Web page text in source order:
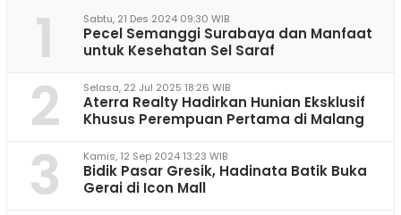
1 Sabtu, 21 Des 2024 09:30 WIB
Pecel Semanggi Surabaya dan Manfaat
untuk Kesehatan Sel Saraf
2 Selasa, 22 Jul 2025 18:26 WIB
Aterra Realty Hadirkan Hunian Eksklusif
Khusus Perempuan Pertama di Malang
3 Kamis, 12 Sep 2024 13:23 WIB
Bidik Pasar Gresik, Hadinata Batik Buka
Gerai di Icon Mall